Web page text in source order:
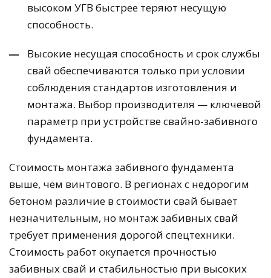
высоком УГВ быстрее теряют несущую
способность.
Высокие несущая способность и срок службы
свай обеспечиваются только при условии
соблюдения стандартов изготовления и
монтажа. Выбор производителя — ключевой
параметр при устройстве свайно-забивного
фундамента.
Стоимость монтажа забивного фундамента
выше, чем винтового. В регионах с недорогим
бетоном различие в стоимости свай бывает
незначительным, но монтаж забивных свай
требует применения дорогой спецтехники.
Стоимость работ окупается прочностью
забивных свай и стабильностью при высоких